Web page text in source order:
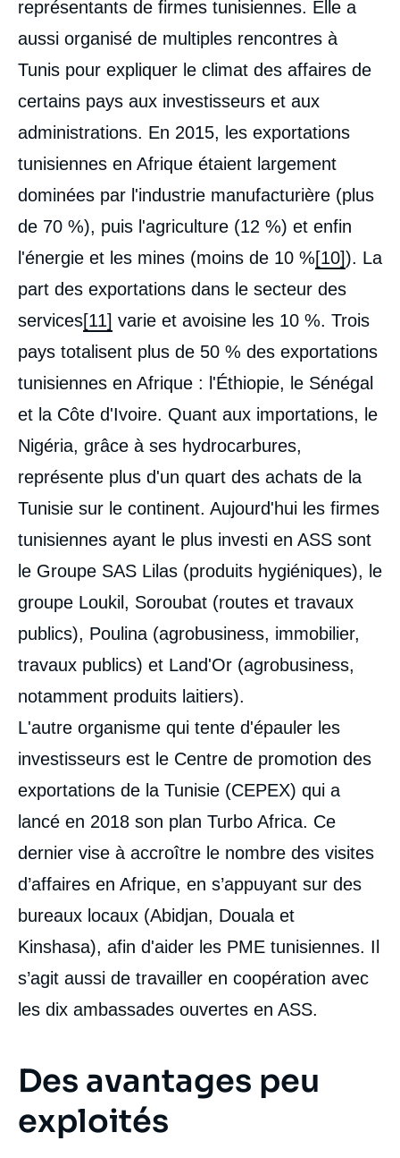
représentants de firmes tunisiennes. Elle a
aussi organisé de multiples rencontres à
Tunis pour expliquer le climat des affaires de
certains pays aux investisseurs et aux
administrations. En 2015, les exportations
tunisiennes en Afrique étaient largement
dominées par l'industrie manufacturière (plus
de 70 %), puis l'agriculture (12 %) et enfin
l'énergie et les mines (moins de 10 %[10]). La
part des exportations dans le secteur des
services[11] varie et avoisine les 10 %. Trois
pays totalisent plus de 50 % des exportations
tunisiennes en Afrique : l'Éthiopie, le Sénégal
et la Côte d'Ivoire. Quant aux importations, le
Nigéria, grâce à ses hydrocarbures,
représente plus d'un quart des achats de la
Tunisie sur le continent. Aujourd'hui les firmes
tunisiennes ayant le plus investi en ASS sont
le Groupe SAS Lilas (produits hygiéniques), le
groupe Loukil, Soroubat (routes et travaux
publics), Poulina (agrobusiness, immobilier,
travaux publics) et Land'Or (agrobusiness,
notamment produits laitiers).
L'autre organisme qui tente d'épauler les
investisseurs est le Centre de promotion des
exportations de la Tunisie (CEPEX) qui a
lancé en 2018 son plan Turbo Africa. Ce
dernier vise à accroître le nombre des visites
d’affaires en Afrique, en s’appuyant sur des
bureaux locaux (Abidjan, Douala et
Kinshasa), afin d'aider les PME tunisiennes. Il
s’agit aussi de travailler en coopération avec
les dix ambassades ouvertes en ASS.
Des avantages peu
exploités
Benjamin AUGÉ, « La politique africaine de
la Tunisie : entre opportunisme et
opportunités non exploitées », Éditoriaux,
Copier